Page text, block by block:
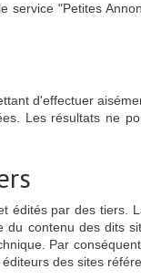
service "Petites
d'effectuer
Les résultats ne
édités par des
contenu des dits
Par
des sites